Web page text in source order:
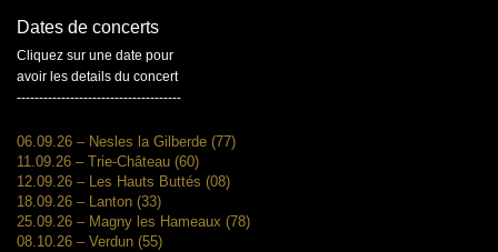
Dates de concerts
Cliquez sur une date pour
avoir les details du concert
-------------------------------------
06.09.26 – Nesles la Gilberde (77)
11.09.26 – Trie-Château (60)
12.09.26 – Les Hauts Buttés (08)
18.09.26 – Lanton (33)
25.09.26 – Magny les Hameaux (78)
08.10.26 – Verdun (55)